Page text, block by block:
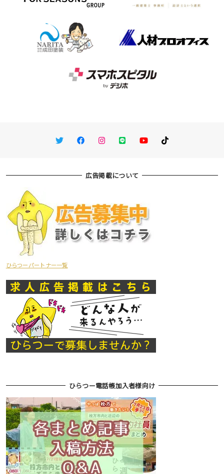
TwitterFacebookInstagram
LINE You TubeTikTok
広告掲載について
ひらつーパートナー一覧
ひらつー電話帳加入者様向け